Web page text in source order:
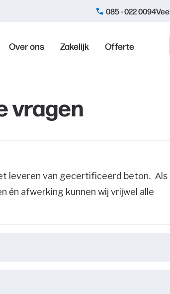
085 - 022 0094
Over ons Zakelijk Offerte
vragen
leveren van gecertificeerd beton. Als
én afwerking kunnen wij vrijwel alle